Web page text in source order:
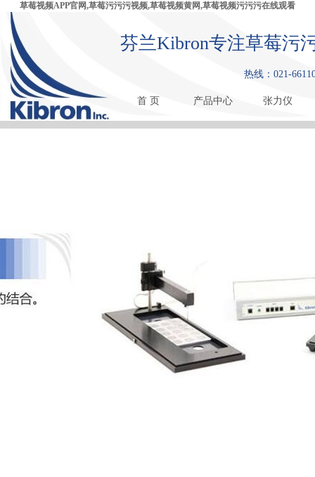
草莓视频APP官网,草莓污污污视频,草莓视频黄网,草莓视频污污污在线观看
芬兰Kibron专注草莓污污
热线：021-
首 页 产品中心 张力仪